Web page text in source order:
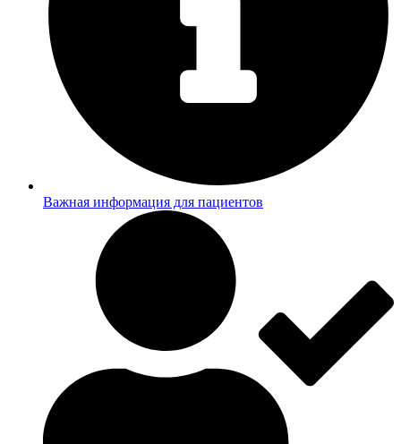
Важная информация для пациентов